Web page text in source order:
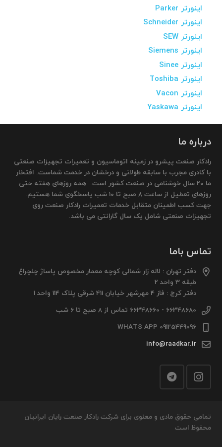
اینورتر Parker
اینورتر Schneider
اینورتر SEW
اینورتر Siemens
اینورتر Sinee
اینورتر Toshiba
اینورتر Vacon
اینورتر Yaskawa
درباره ما
رادکار صنعت پیشرو در زمینه اتوماسیون و تعمیرات تجهیزات صنعتی
با کادری مجرب با سابقه طولانی و درخشان در خدمت شماست. افتخار
ما 20 سال خوشنامی در صنعت کشور است. همه روزهای هفته حتی
روزهای تعطیل از ساعت 8 صبح تا 10 شب پاسخگوی شما هستیم.
جهت کسب اطمینان متقابل خدمات تعمیرات رادکار صنعت روی
تجهیزات صنعتی شامل یک سال گارانتی می باشد.
تماس باما
دفتر تهران : لاله زار شمالی کوچه معمار مخصوص پاساژ چلچراغ
طبقه 3 واحد 2
دفتر کرج : فاز 4 مهرشهر خیابان 411 شرقی پلاک 114 واحد 1
66348680 - 66348660 تماس از 8 صبح تا 6 شب
09125449096 WHATS APP
info@raadkar.ir
تمامی حقوق مادی و معنوی برای شرکت رادکار صنعت رایان ایرانیان
محفوظ است